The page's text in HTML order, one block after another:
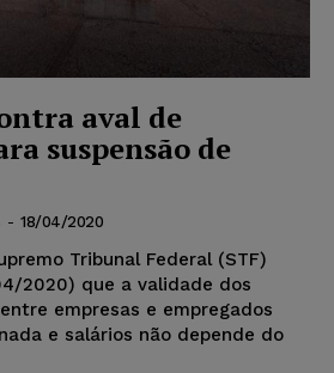
aval de
suspensão de
- 18/04/2020
Tribunal Federal (STF)
2020) que a validade dos
empresas e empregados
e salários não depende do